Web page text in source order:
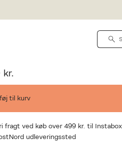
12pcs
kr.
til kurv
fragt ved køb over 499 kr. til
udleveringssted